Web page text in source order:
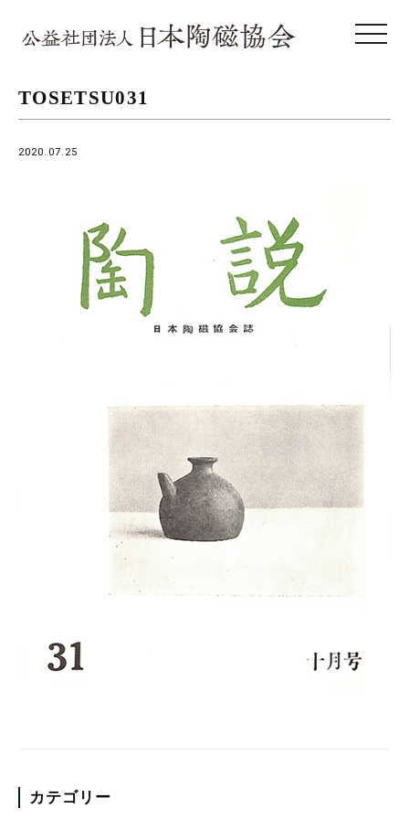
toggle
TOSETSU031
2020.07.25
カテゴリー